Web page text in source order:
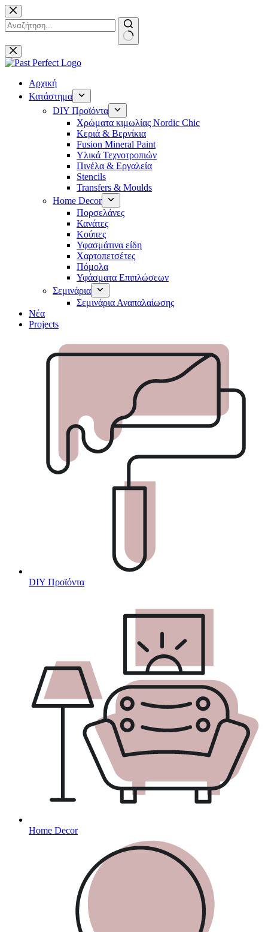
Μετάβαση
στο
περιεχόμενο
No
results
Αρχική
Κατάστημα
DIY Προϊόντα
Χρώματα κιμωλίας Nordic Chic
Κεριά & Βερνίκια
Fusion Mineral Paint
Υλικά Τεχνοτροπιών
Πινέλα & Εργαλεία
Stencils
Transfers & Moulds
Home Decor
Πορσελάνες
Κανάτες
Κούπες
Υφασμάτινα είδη
Χαρτοπετσέτες
Πόμολα
Υφάσματα Επιπλώσεων
Σεμινάρια
Σεμινάρια Αναπαλαίωσης
Νέα
Projects
DIY Προϊόντα
Home Decor